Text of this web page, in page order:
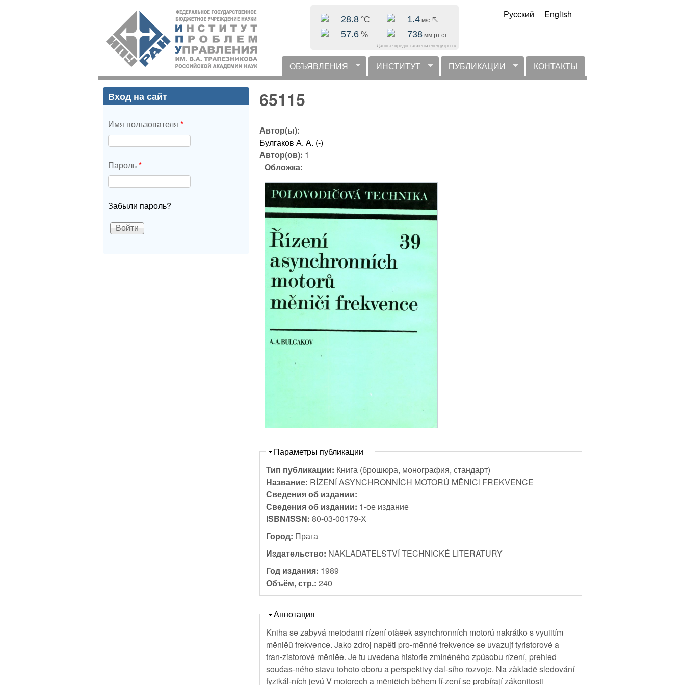
содержанию
ИПУ
РАН
28.8 °C
57.6 %
1.4 м/с
738 мм рт.ст.
Данные предоставлены energy.ipu.ru
Русский English
горизонтальное меню
ОБЪЯВЛЕНИЯ ИНСТИТУТ ПУБЛИКАЦИИ КОНТАКТЫ
65115
Автор(ы):
Булгаков А. А. (-)
Автор(ов): 1
Обложка:
Скрыть
Параметры публикации
Тип публикации: Книга (брошюра, монография, стандарт)
Название: RÍZENÍ ASYNCHRONNÍCH MOTORÚ MËNlCl FREKVENCE
Сведения об издании:
Сведения об издании: 1-ое издание
ISBN/ISSN:80-03-00179-X
Город: Прага
Издательство: NAKLADATELSTVÍ TECHNICKÉ LITERATURY
Год издания: 1989
Объём, стр.:240
Скрыть
Аннотация
Kniha se zabyvá metodami rízení otàëek asynchronních motorú nakrátko s vyuiitím
mëniëû frekvence. Jako zdroj napëti pro-mënné frekvence se uvazujf tyristorové a
tran-zistorové mëniëe. Je tu uvedena historie zmínéného zpúsobu rízení, prehled
souóas-ného stavu tohoto oboru a perspektivy dal-sího rozvoje. Na zàkladë sledování
fyzikál-ních jevú V motorech a mëniëich bëhem fí-zení se probírají zákonitosti
Вход на сайт
Имя пользователя *
Пароль*
Забыли пароль?